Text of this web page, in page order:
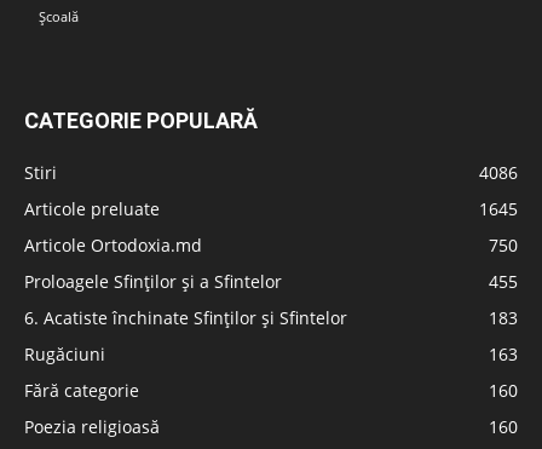
Școală
CATEGORIE POPULARĂ
Stiri
4086
Articole preluate
1645
Articole Ortodoxia.md
750
Proloagele Sfinților și a Sfintelor
455
6. Acatiste închinate Sfinților și Sfintelor
183
Rugăciuni
163
Fără categorie
160
Poezia religioasă
160